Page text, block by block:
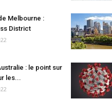
Melbourne :
District
: le point sur
les...